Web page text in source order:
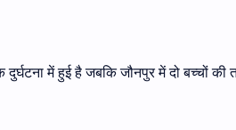
में हुई है जबकि जौनपुर में दो बच्चों